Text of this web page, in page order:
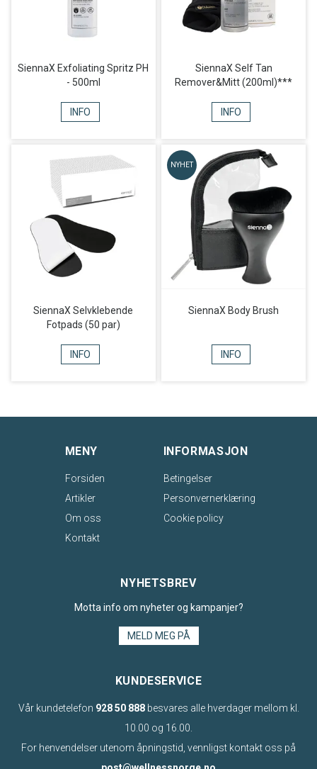
SiennaX Exfoliating Spritz PH
- 500ml
INFO
SiennaX Self Tan
Remover&Mitt (200ml)***
INFO
SiennaX Selvklebende
Fotpads (50 par)
INFO
NYHET
SiennaX Body Brush
INFO
MENY
Forsiden
Artikler
Om oss
Kontakt
INFORMASJON
Betingelser
Personvernerklæring
Cookie policy
NYHETSBREV
Motta info om nyheter og kampanjer?
MELD MEG PÅ
KUNDESERVICE
Vår kundetelefon 928 50 888besvares alle hverdager mellom kl.
10.00 og 16.00.
For henvendelser utenom åpningstid, vennligst kontakt oss på